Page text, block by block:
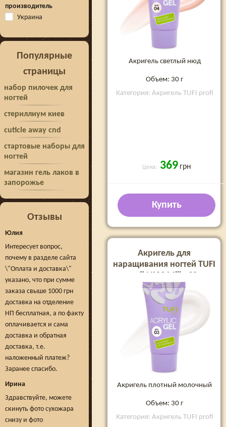
производитель
Украина
Популярные
страницы
набор пилочек для
ногтей
стериллиум киев
cuticle away cnd
стартовые наборы для
ногтей
магазин гель лаков в
запорожье
Отзывы
Юлия
Интересует вопрос,
почему в разделе сайта
\"Оплата и доставка\"
указано, что при сумме
заказа свыше 1000 грн
доставка на отделение
НП бесплатная, а по факту
оплачивается и сама
доставка и обратная
доставка, т.е.
наложенный платеж?
Заранее спасибо.
Ирина
Здравствуйте, можете
скинуть фото сухожара
снизу и фото
Акригель светлый нюд
Объем: 30 г
Категория: Акригель TUFI profi
Цена: 369 грн
Купить
Акригель для
наращивания ногтей TUFI
profi №03 Milk, 30 г
Акригель плотный молочный
Объем: 30 г
Категория: Акригель TUFI profi